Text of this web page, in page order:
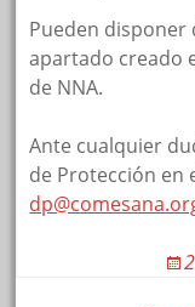
Pueden disponer
apartado creado
de NNA.
Ante cualquier
de Protección en